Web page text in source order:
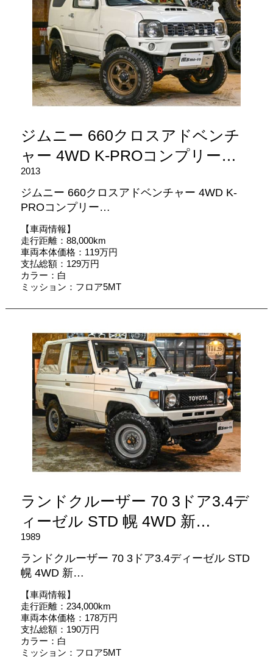
ジムニー 660クロスアドベンチ
ャー 4WD K-PROコンプリー…
2013
ジムニー 660クロスアドベンチャー 4WD K-
PROコンプリー…
【車両情報】
走行距離：88,000km
車両本体価格：119万円
支払総額：129万円
カラー：白
ミッション：フロア5MT
ランドクルーザー 70 3ドア3.4デ
ィーゼル STD 幌 4WD 新…
1989
ランドクルーザー 70 3ドア3.4ディーゼル STD
幌 4WD 新…
【車両情報】
走行距離：234,000km
車両本体価格：178万円
支払総額：190万円
カラー：白
ミッション：フロア5MT